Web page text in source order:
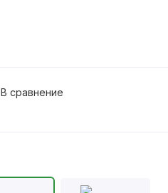
В сравнение